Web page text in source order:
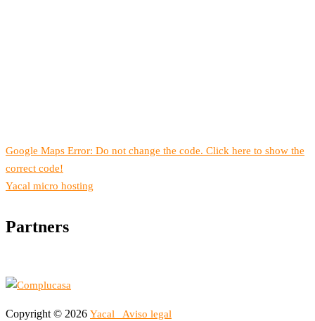
Google Maps Error: Do not change the code. Click here to show the
correct code!
Yacal micro hosting
Partners
Copyright © 2026 Yacal Aviso legal